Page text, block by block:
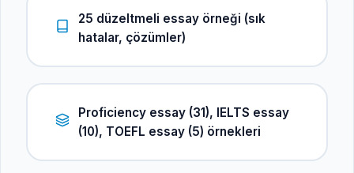
25 düzeltmeli essay örneği (sık
hatalar, çözümler)
Proficiency essay (31), IELTS essay
(10), TOEFL essay (5) örnekleri